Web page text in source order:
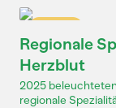
Regionale
Herzblut
2025
regionale